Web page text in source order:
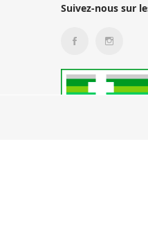
Suivez-nous sur